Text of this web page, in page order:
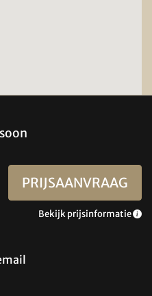
PRIJSAANVRAAG
Bekijk prijsinformatie